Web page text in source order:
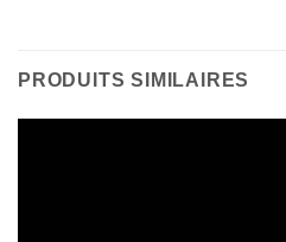
PRODUITS SIMILAIRES